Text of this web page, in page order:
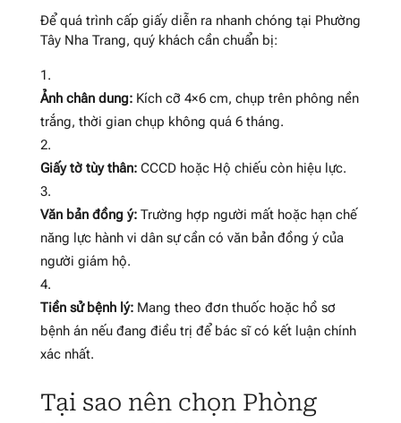
Để quá trình cấp giấy diễn ra nhanh chóng tại Phường
Tây Nha Trang, quý khách cần chuẩn bị:
Ảnh chân dung:Kích cỡ 4×6 cm, chụp trên phông nền
trắng, thời gian chụp không quá 6 tháng.
Giấy tờ tùy thân:CCCD hoặc Hộ chiếu còn hiệu lực.
Văn bản đồng ý:Trường hợp người mất hoặc hạn chế
năng lực hành vi dân sự cần có văn bản đồng ý của
người giám hộ.
Tiền sử bệnh lý:Mang theo đơn thuốc hoặc hồ sơ
bệnh án nếu đang điều trị để bác sĩ có kết luận chính
xác nhất.
Tại sao nên chọn Phòng